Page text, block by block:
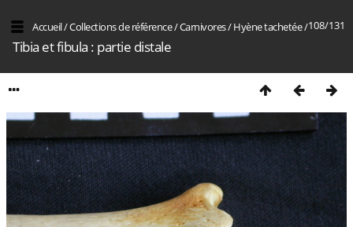
108/131
Accueil/Collections de référence/Carnivores/Hyène tachetée/
Tibia et fibula : partie distale